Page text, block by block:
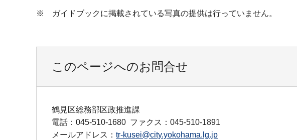
※ ガイドブックに掲載されている写真の提供は行っていません。
このページへのお問合せ
鶴見区総務部区政推進課
電話：045-510-1680 ファクス：045-510-1891
メールアドレス： tr-kusei@city.yokohama.lg.jp